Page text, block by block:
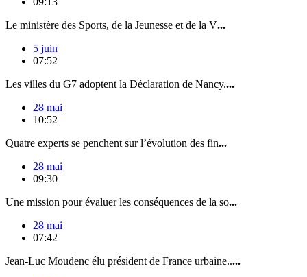
Le ministère des Sports, de la Jeunesse et de la V...
5 juin
07:52
Les villes du G7 adoptent la Déclaration de Nancy....
28 mai
10:52
Quatre experts se penchent sur l’évolution des fin...
28 mai
09:30
Une mission pour évaluer les conséquences de la so...
28 mai
07:42
Jean-Luc Moudenc élu président de France urbaine.....